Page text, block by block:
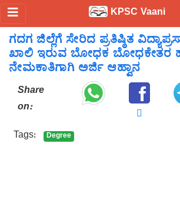
KPSC Vaani
ಗದಗ ಜಿಲ್ಲೆಗೆ ಸೇರಿದ ಪ್ರತಿಷ್ಠಿತ
ಖಾಲಿ ಇರುವ ಬೋಧಕ ಬೋಧಕೇತರ
ನೇಮಕಾತಿಗಾಗಿ ಅರ್ಜಿ ಆಹ್ವಾನ
Share
on:
Tags: Degree